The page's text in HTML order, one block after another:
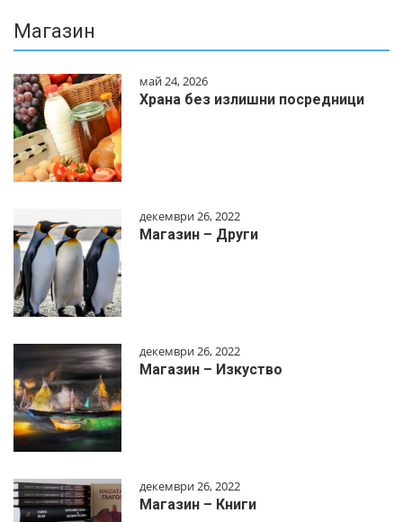
Магазин
май 24, 2026
Храна без излишни посредници
декември 26, 2022
Магазин – Други
декември 26, 2022
Магазин – Изкуство
декември 26, 2022
Магазин – Книги